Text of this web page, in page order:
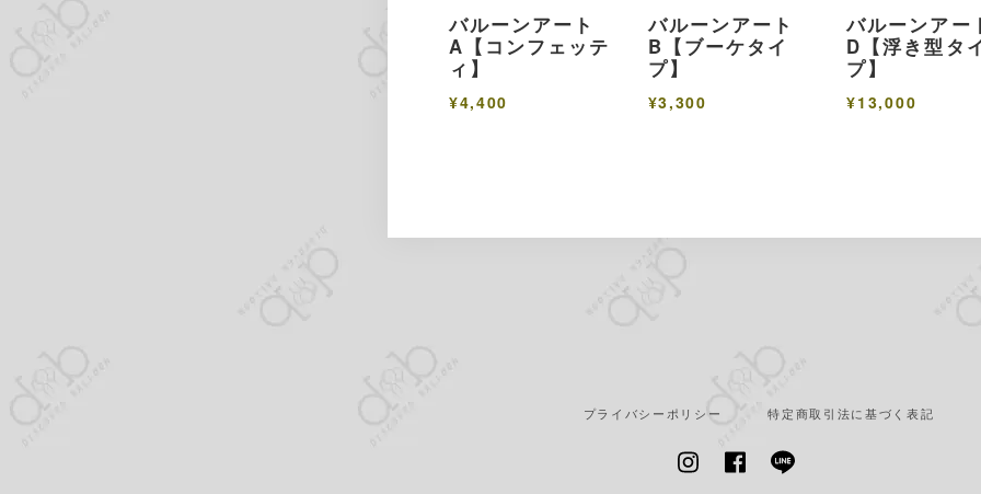
バルーンアート
A【コンフェッテ
ィ】
¥4,400
バルーンアート
B【ブーケタイ
プ】
¥3,300
バルーンアー
D【浮き型タ
プ】
¥13,000
プライバシーポリシー 特定商取引法に基づく表記